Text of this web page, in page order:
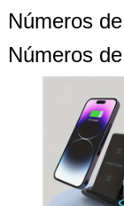
Números
Números